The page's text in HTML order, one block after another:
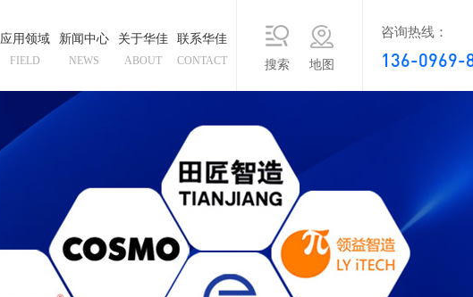
应用领域
FIELD
新闻中心
NEWS
关于华佳
ABOUT
联系华佳
CONTACT 搜索 地图
咨询热线：
136-0969-